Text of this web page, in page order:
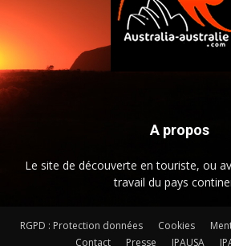
A propos
Le site de découverte en touriste, ou
travail du pays
RGPD : Protection données Cookies
Contact
Presse JPAUSA